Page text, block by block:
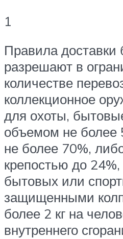
1
Правила доставки
разрешают в
количестве
коллекционное
для охоты,
объемом не более
не более 70%,
крепостью до
бытовых или
защищенными
более 2 кг на
внутреннего